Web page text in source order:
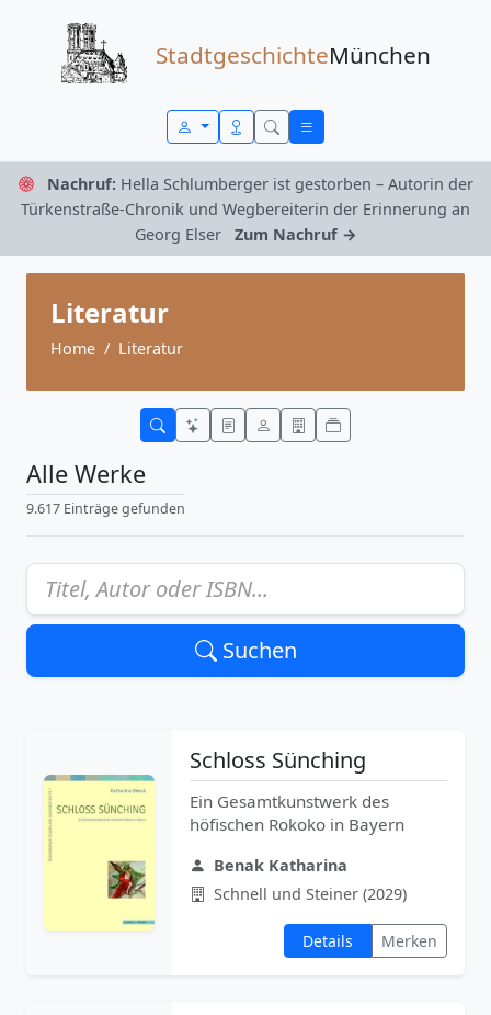
StadtgeschichteMünchen
Nachruf: Hella Schlumberger ist gestorben – Autorin der
Türkenstraße-Chronik und Wegbereiterin der Erinnerung an
Georg Elser
Zum Nachruf →
Literatur
Home Literatur
Alle Werke
9.617 Einträge gefunden
Suchen
Schloss Sünching
Ein Gesamtkunstwerk des
höfischen Rokoko in Bayern
Benak Katharina
Schnell und Steiner (2029)
Details Merken